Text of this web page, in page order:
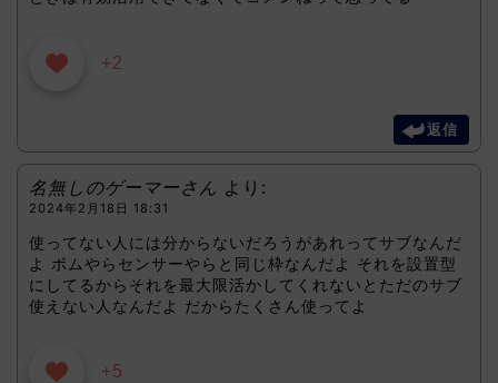
+2
返信
名無しのゲーマーさん より:
2024年2月18日 18:31
使ってない人には分からないだろうがあれってサブなんだ
よ ボムやらセンサーやらと同じ枠なんだよ それを設置型
にしてるからそれを最大限活かしてくれないとただのサブ
使えない人なんだよ だからたくさん使ってよ
+5